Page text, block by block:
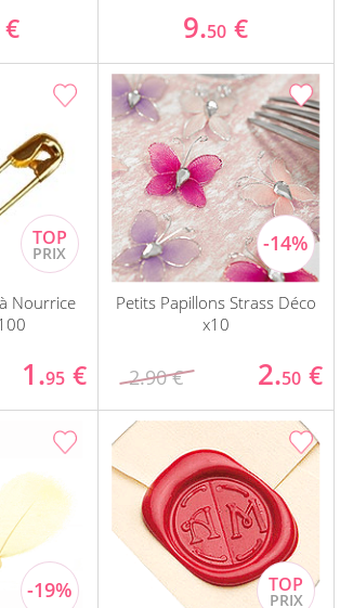
€ 9.50 €
Nourrice
1.95 €
Petits Papillons Strass Déco
x10
2.90 € 2.50 €